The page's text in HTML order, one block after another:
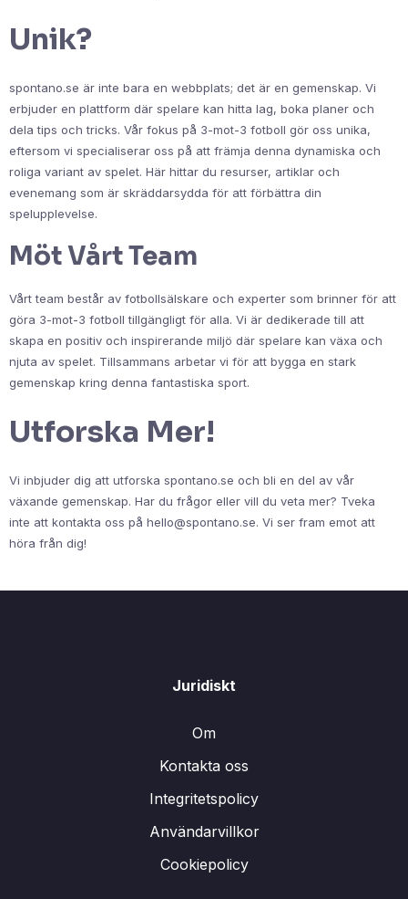
Unik?
spontano.se är inte bara en webbplats; det är en gemenskap. Vi
erbjuder en plattform där spelare kan hitta lag, boka planer och
dela tips och tricks. Vår fokus på 3-mot-3 fotboll gör oss unika,
eftersom vi specialiserar oss på att främja denna dynamiska och
roliga variant av spelet. Här hittar du resurser, artiklar och
evenemang som är skräddarsydda för att förbättra din
spelupplevelse.
Möt Vårt Team
Vårt team består av fotbollsälskare och experter som brinner för att
göra 3-mot-3 fotboll tillgängligt för alla. Vi är dedikerade till att
skapa en positiv och inspirerande miljö där spelare kan växa och
njuta av spelet. Tillsammans arbetar vi för att bygga en stark
gemenskap kring denna fantastiska sport.
Utforska Mer!
Vi inbjuder dig att utforska spontano.se och bli en del av vår
växande gemenskap. Har du frågor eller vill du veta mer? Tveka
inte att kontakta oss på hello@spontano.se. Vi ser fram emot att
höra från dig!
Juridiskt
Om
Kontakta oss
Integritetspolicy
Användarvillkor
Cookiepolicy